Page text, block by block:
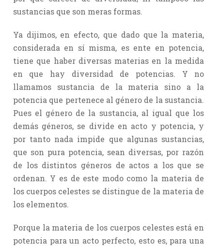
sustancias que son meras formas.
Ya dijimos, en efecto, que dado que la materia,
considerada en sí misma, es ente en potencia,
tiene que haber diversas materias en la medida
en que hay diversidad de potencias. Y no
llamamos sustancia de la materia sino a la
potencia que pertenece al género de la sustancia.
Pues el género de la sustancia, al igual que los
demás géneros, se divide en acto y potencia, y
por tanto nada impide que algunas sustancias,
que son pura potencia, sean diversas, por razón
de los distintos géneros de actos a los que se
ordenan. Y es de este modo como la materia de
los cuerpos celestes se distingue de la materia de
los elementos.
Porque la materia de los cuerpos celestes está en
potencia para un acto perfecto, esto es, para una